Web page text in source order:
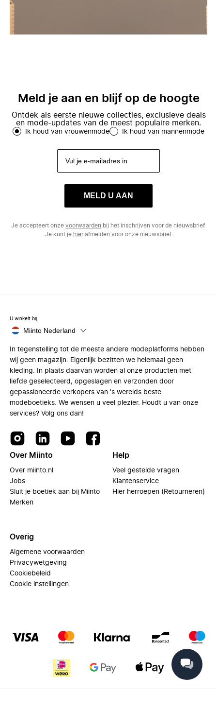
Meld je aan en blijf op de hoogte
Ontdek als eerste nieuwe collecties, exclusieve deals
en mode-updates van de meest populaire merken.
Ik houd van vrouwenmode Ik houd van mannenmode
MELD U AAN
Je accepteert onze voorwaarden bij het inschrijven voor de nieuwsbrief.
Je kunt je hierafmelden voor onze nieuwsbrief.
U winkelt bij
Miinto Nederland
In tegenstelling tot de meeste andere modeplatforms hebben
wij geen magazijn. Eigenlijk bezitten we helemaal geen
kleding. In plaats daarvan worden al onze producten met
liefde geselecteerd, opgeslagen en verzonden door
gepassioneerde verkopers van 's werelds beste
modeboetieks. We wensen u veel plezier. Houdt u van onze
services? Volg ons dan!
Over Miinto
Over miinto.nl
Jobs
Sluit je boetiek aan bij Miinto
Merken
Help
Veel gestelde vragen
Klantenservice
Hier herroepen (Retourneren)
Overig
Algemene voorwaarden
Privacywetgeving
Cookiebeleid
Cookie instellingen